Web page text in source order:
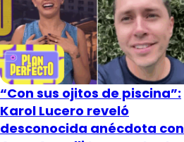
“Con sus ojitos de piscina”:
Karol Lucero reveló
desconocida anécdota con